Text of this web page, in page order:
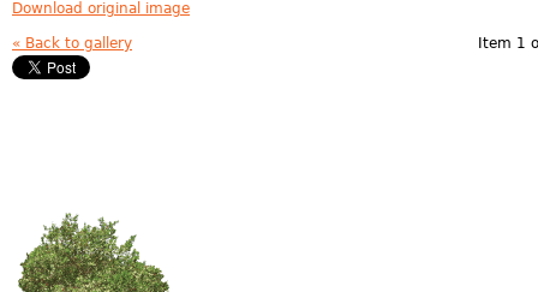
Download original image
« Back to gallery Item 1